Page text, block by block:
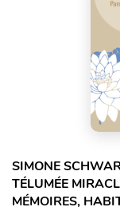
SIMONE
TÉLUMÉE
MÉMOIRES,